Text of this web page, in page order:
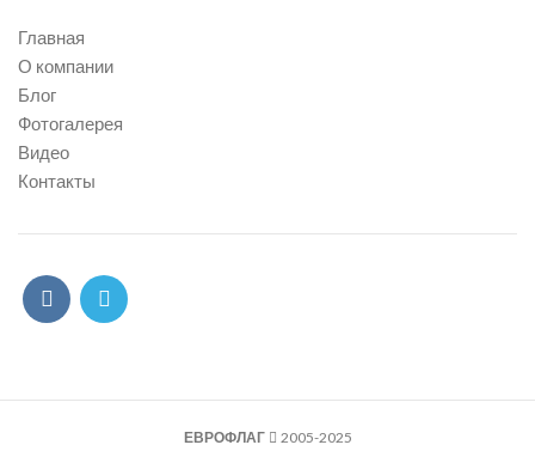
Главная
О компании
Блог
Фотогалерея
Видео
Контакты
ЕВРОФЛАГ
2005-2025